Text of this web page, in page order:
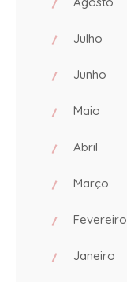
Julho
Junho
Maio
Abril
Março
Fevereiro
Janeiro